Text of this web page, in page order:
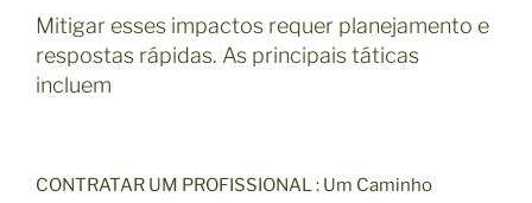
Mitigar esses impactos requer planejamento e
respostas rápidas. As principais táticas
incluem
CONTRATAR UM PROFISSIONAL : Um Caminho